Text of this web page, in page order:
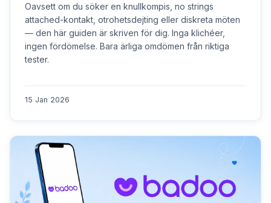
Oavsett om du söker en knullkompis, no strings
attached-kontakt, otrohetsdejting eller diskreta möten
— den här guiden är skriven för dig. Inga klichéer,
ingen fördömelse. Bara ärliga omdömen från riktiga
tester.
15 Jan 2026